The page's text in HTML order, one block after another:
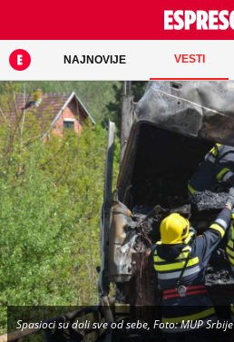
NAJNOVIJE VESTI
Spasioci su dali sve od sebe, Foto: MUP Srbije